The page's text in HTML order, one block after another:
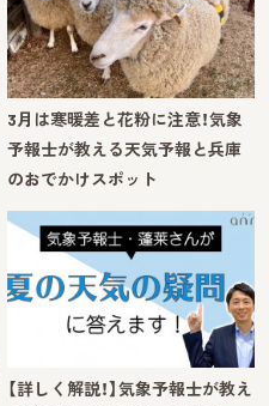
3月は寒暖差と花粉に注意！気象
予報士が教える天気予報と兵庫
のおでかけスポット
【詳しく解説！】気象予報士が教え